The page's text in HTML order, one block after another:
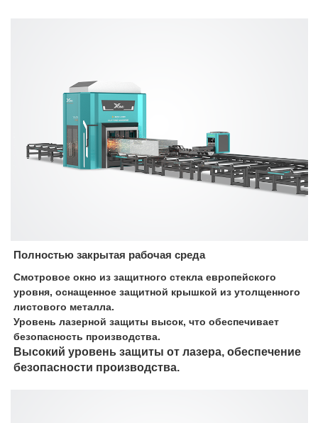
Полностью закрытая рабочая среда
Смотровое окно из защитного стекла европейского
уровня, оснащенное защитной крышкой из утолщенного
листового металла.
Уровень лазерной защиты высок, что обеспечивает
безопасность производства.
Высокий уровень защиты от лазера, обеспечение
безопасности производства.